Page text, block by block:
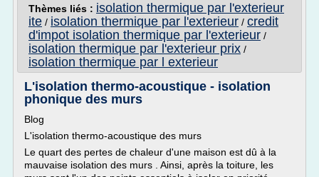
Thèmes liés : isolation thermique par l'exterieur
ite / isolation thermique par l'exterieur / credit
d'impot isolation thermique par l'exterieur /
isolation thermique par l'exterieur prix /
isolation thermique par l exterieur
L'isolation thermo-acoustique - isolation
phonique des murs
Blog
L'isolation thermo-acoustique des murs
Le quart des pertes de chaleur d'une maison est dû à la
mauvaise isolation des murs . Ainsi, après la toiture, les